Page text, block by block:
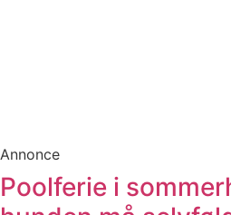
Annonce
Poolferie i